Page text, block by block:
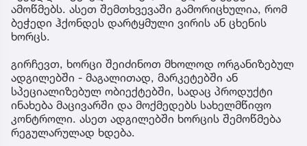
ამოწმებს. ასეთ შემთხვევაში გამორიცხულია, რომ
ბეჭედი ჰქონდეს დარტყმული ვირის ან ცხენის
ხორცს.
გირჩევთ, ხორცი შეიძინოთ მხოლოდ ორგანიზებულ
ადგილებში - მაგალითად, მარკეტებში ან
სპეციალიზებულ ობიექტებში, სადაც პროდუქტი
ინახება მაცივარში და მოქმედებს სახელმწიფო
კონტროლი. ასეთ ადგილებში ხორცის შემოწმება
რეგულარულად ხდება.